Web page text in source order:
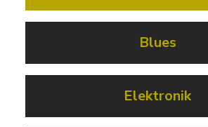
Blues
Elektronik